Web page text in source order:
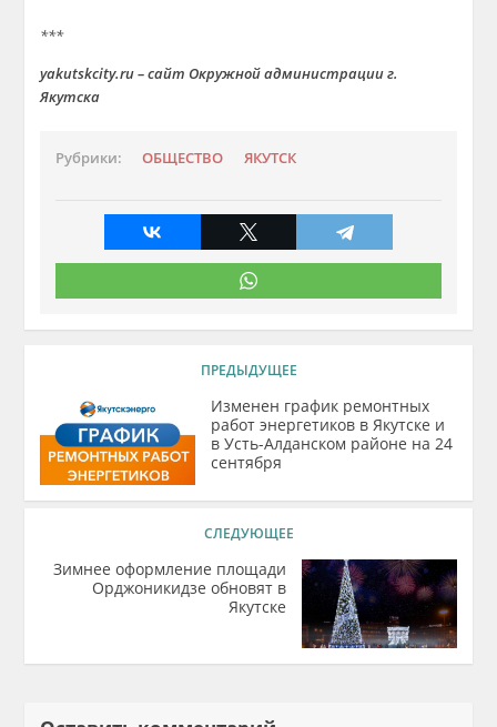
***
yakutskcity.ru – сайт Окружной администрации г.
Якутска
Рубрики: ОБЩЕСТВО ЯКУТСК
ПРЕДЫДУЩЕЕ
Изменен график ремонтных
работ энергетиков в Якутске и
в Усть-Алданском районе на 24
сентября
СЛЕДУЮЩЕЕ
Зимнее оформление площади
Орджоникидзе обновят в
Якутске